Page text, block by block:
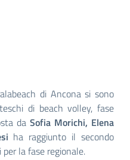
di Ancona si sono
di beach volley, fase
da Sofia Morichi, Elena
ha raggiunto il secondo
la fase regionale.